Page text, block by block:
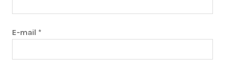
E-mail *